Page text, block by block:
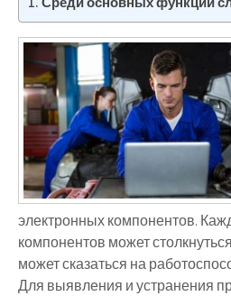
электронных компонентов.
компонентов может
может сказаться на
Для выявления и устранения